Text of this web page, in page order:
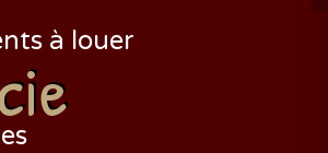
à louer